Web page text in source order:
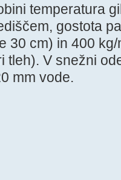
temperatura
gostota
30 cm) in 400
tleh). V snežni
mm vode.